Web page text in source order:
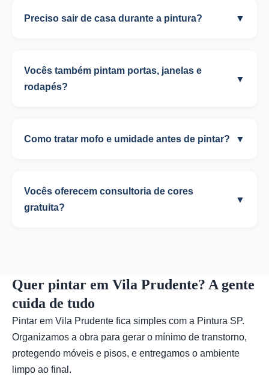
Preciso sair de casa durante a pintura? ▼
Vocês também pintam portas, janelas e
rodapés?
▼
Como tratar mofo e umidade antes de pintar? ▼
Vocês oferecem consultoria de cores
gratuita?
▼
Quer pintar em Vila Prudente? A gente
cuida de tudo
Pintar em Vila Prudente fica simples com a Pintura SP.
Organizamos a obra para gerar o mínimo de transtorno,
protegendo móveis e pisos, e entregamos o ambiente
limpo ao final.